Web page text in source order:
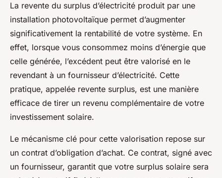
La revente du surplus d’électricité produit par une
installation photovoltaïque permet d’augmenter
significativement la rentabilité de votre système. En
effet, lorsque vous consommez moins d’énergie que
celle générée, l’excédent peut être valorisé en le
revendant à un fournisseur d’électricité. Cette
pratique, appelée revente surplus, est une manière
efficace de tirer un revenu complémentaire de votre
investissement solaire.
Le mécanisme clé pour cette valorisation repose sur
un contrat d’obligation d’achat. Ce contrat, signé avec
un fournisseur, garantit que votre surplus solaire sera